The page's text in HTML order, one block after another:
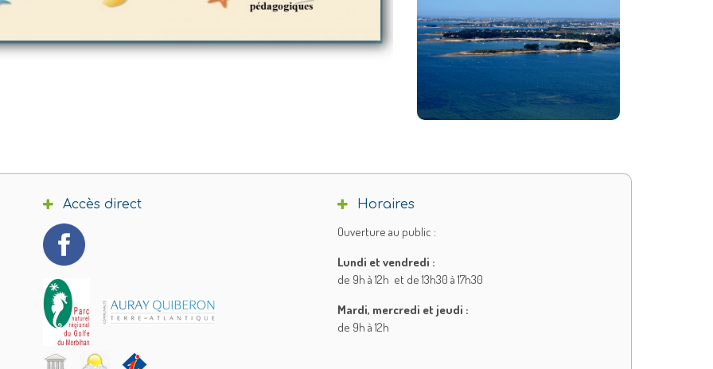
Accès direct Horaires
Ouverture au public :
Lundi et vendredi :
de 9h à 12h et de 13h30 à 17h30
Mardi, mercredi et jeudi :
de 9h à 12h